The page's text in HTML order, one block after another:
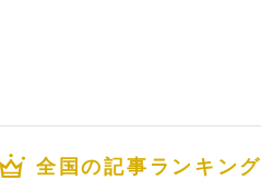
全国の記事ランキング